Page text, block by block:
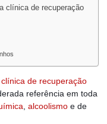
clínica de recuperação
clínica de recuperação
referência em toda
alcoolismo e de